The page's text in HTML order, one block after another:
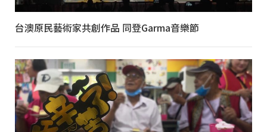
台澳原民藝術家共創作品 同登Garma音樂節